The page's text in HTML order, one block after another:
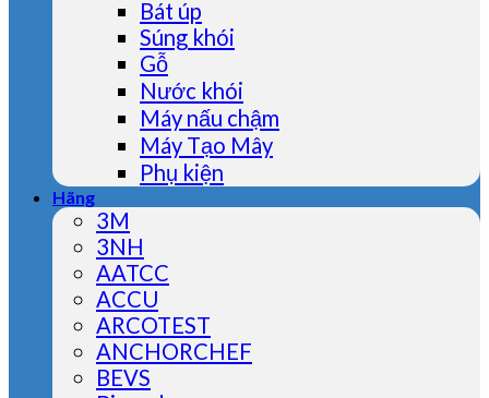
Bát úp
Súng khói
Gỗ
Nước khói
Máy nấu chậm
Máy Tạo Mây
Phụ kiện
Hãng
3M
3NH
AATCC
ACCU
ARCOTEST
ANCHORCHEF
BEVS